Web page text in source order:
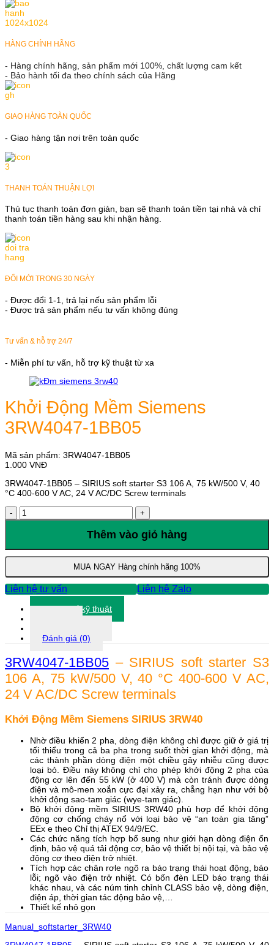
HÀNG CHÍNH HÃNG
- Hàng chính hãng, sản phẩm mới 100%, chất lượng cam kết
- Bảo hành tối đa theo chính sách của Hãng
GIAO HÀNG TOÀN QUỐC
- Giao hàng tận nơi trên toàn quốc
THANH TOÁN THUẬN LỢI
Thủ tục thanh toán đơn giản, bạn sẽ thanh toán tiền tại nhà và chỉ
thanh toán tiền hàng sau khi nhận hàng.
ĐỔI MỚI TRONG 30 NGÀY
- Được đổi 1-1, trả lại nếu sản phẩm lỗi
- Được trả sản phẩm nếu tư vấn không đúng
Tư vấn & hỗ trợ 24/7
- Miễn phí tư vấn, hỗ trợ kỹ thuật từ xa
Khởi Động Mềm Siemens
3RW4047-1BB05
Mã sản phẩm: 3RW4047-1BB05
1.000 VNĐ
3RW4047-1BB05 – SIRIUS soft starter S3 106 A, 75 kW/500 V, 40
°C 400-600 V AC, 24 V AC/DC Screw terminals
Khởi
Động
3RW4047-
1BB05
lượng
Thêm vào giỏ hàng
MUA NGAY Hàng chính hãng 100%
Liên hệ tư vấn Liên hệ Zalo
Thông số kỹ thuật
Đánh giá (0)
3RW4047-1BB05 – SIRIUS soft starter S3
106 A, 75 kW/500 V, 40 °C 400-600 V AC,
24 V AC/DC Screw terminals
Khởi Động Mềm Siemens SIRIUS 3RW40
Nhờ điều khiển 2 pha, dòng điện không chỉ được giữ ở giá trị
tối thiểu trong cả ba pha trong suốt thời gian khởi động, mà
các thành phần dòng điện một chiều gây nhiễu cũng được
loại bỏ. Điều này không chỉ cho phép khởi động 2 pha của
động cơ lên ​​đến 55 kW (ở 400 V) mà còn tránh được dòng
điện và mô-men xoắn cực đại xảy ra, chẳng hạn như với bộ
khởi động sao-tam giác (wye-tam giác).
Bộ khởi động mềm SIRIUS 3RW40 phù hợp để khởi động
động cơ chống cháy nổ với loại bảo vệ “an toàn gia tăng”
EEx e theo Chỉ thị ATEX 94/9/EC.
Các chức năng tích hợp bổ sung như giới hạn dòng điện ổn
định, bảo vệ quá tải động cơ, bảo vệ thiết bị nội tại, và bảo vệ
động cơ theo điện trở nhiệt.
Tích hợp các chân rơle ngõ ra báo trạng thái hoạt động, báo
lỗi; ngõ vào điện trở nhiệt. Có bốn đèn LED báo trạng thái
khác nhau, và các núm tinh chỉnh CLASS bảo vệ, dòng điện,
điện áp, thời gian tác động bảo vệ,…
Thiết kế nhỏ gọn
Manual_softstarter_3RW40